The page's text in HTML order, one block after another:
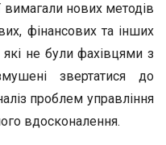
вимагали нових методів
фінансових та інших
не були фахівцями з
звертатися до
проблем управління
вдосконалення.